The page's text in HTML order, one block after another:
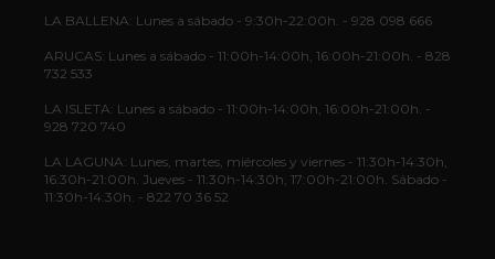
LA BALLENA: Lunes a sábado - 9:30h-22:00h. - 928 098 666
ARUCAS: Lunes a sábado - 11:00h-14:00h, 16:00h-21:00h. - 828
732 533
LA ISLETA: Lunes a sábado - 11:00h-14:00h, 16:00h-21:00h. -
928 720 740
LA LAGUNA: Lunes, martes, miércoles y viernes - 11:30h-14:30h,
16:30h-21:00h. Jueves - 11:30h-14:30h, 17:00h-21:00h. Sábado -
11:30h-14:30h. - 822 70 36 52